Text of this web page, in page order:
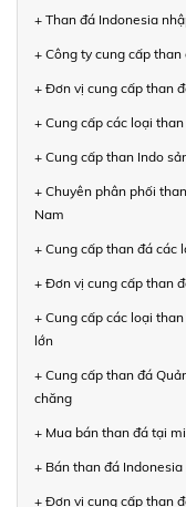
+ Than đá Indonesia
+ Công ty cung cấp
+ Đơn vị cung cấp than
+ Cung cấp các loại
+ Cung cấp than Indo
+ Chuyên phân phối
Nam
+ Cung cấp than đá các
+ Đơn vị cung cấp than
+ Cung cấp các loại
lớn
+ Cung cấp than đá
chăng
+ Mua bán than đá tại
+ Bán than đá
+ Đơn vị cung cấp than